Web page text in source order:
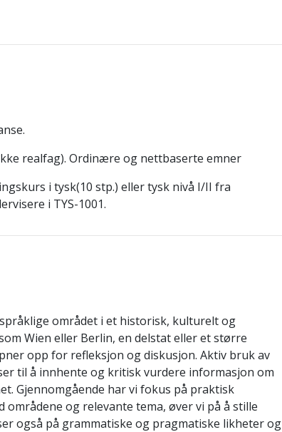
realfag). Ordinære og nettbaserte emner
i tysk(10 stp.) eller tysk nivå I/II fra
i TYS-1001.
området i et historisk, kulturelt og
Wien eller Berlin, en delstat eller et større
opp for refleksjon og diskusjon. Aktiv bruk av
til å innhente og kritisk vurdere informasjon om
Gjennomgående har vi fokus på praktisk
og relevante tema, øver vi på å stille
også på grammatiske og pragmatiske likheter og